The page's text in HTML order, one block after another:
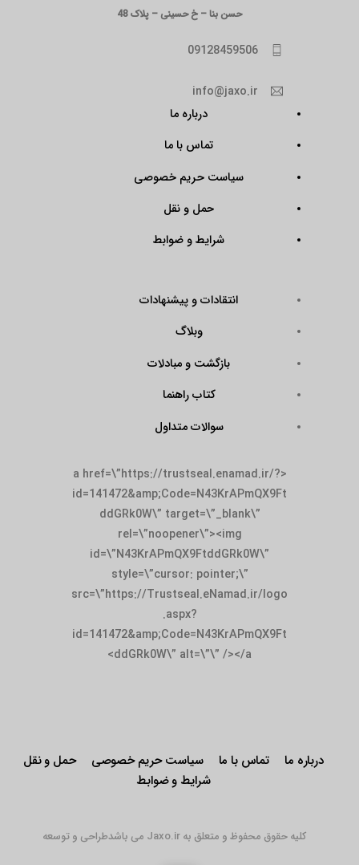
حسن بنا – خ حسینی – پلاک 48
09128459506
info@jaxo.ir
درباره ما
تماس با ما
سیاست حریم خصوصی
حمل و نقل
شرایط و ضوابط
انتقادات و پیشنهادات
وبلاگ
بازگشت و مبادلات
کتاب راهنما
سوالات متداول
<a href=\”https://trustseal.enamad.ir/?
id=141472&amp;Code=N43KrAPmQX9Ft
ddGRk0W\” target=\”_blank\”
rel=\”noopener\”><img
id=\”N43KrAPmQX9FtddGRk0W\”
style=\”cursor: pointer;\”
src=\”https://Trustseal.eNamad.ir/logo
.aspx?
id=141472&amp;Code=N43KrAPmQX9Ft
ddGRk0W\” alt=\”\” /></a>
درباره ما تماس با ما سیاست حریم خصوصی
حمل و نقل
شرایط و ضوابط
کلیه حقوق محفوظ و متعلق به Jaxo.ir می باشد طراحی و توسعه